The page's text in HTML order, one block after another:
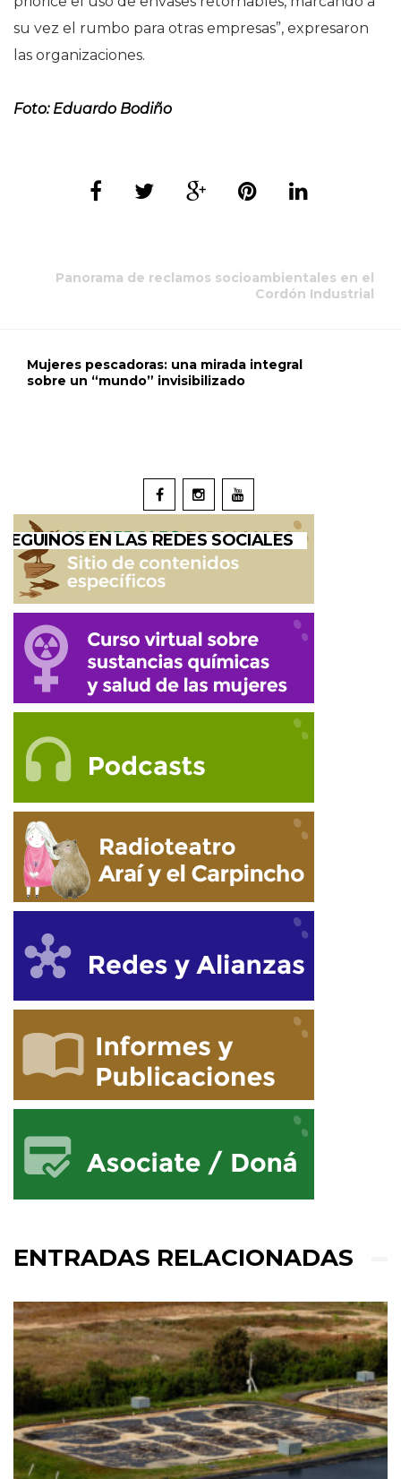
su vez el rumbo para otras empresas”, expresaron
las organizaciones.
Foto: Eduardo Bodiño
Panorama de reclamos socioambientales en el
Cordón Industrial
Mujeres pescadoras: una mirada integral
sobre un “mundo” invisibilizado
SEGUINOS EN LAS REDES SOCIALES
ENTRADAS RELACIONADAS